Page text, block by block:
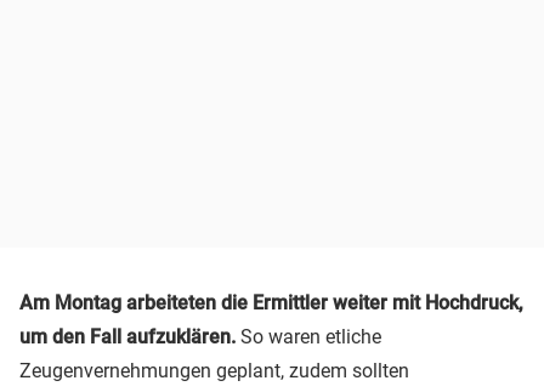
Am Montag arbeiteten die Ermittler weiter mit Hochdruck,
um den Fall aufzuklären. So waren etliche
Zeugenvernehmungen geplant, zudem sollten